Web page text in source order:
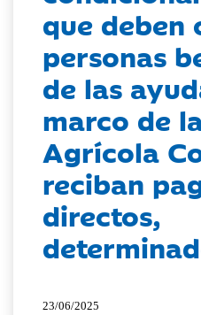
que deben
personas
de las
marco de
Agrícola
reciban
directos,
23/06/2025